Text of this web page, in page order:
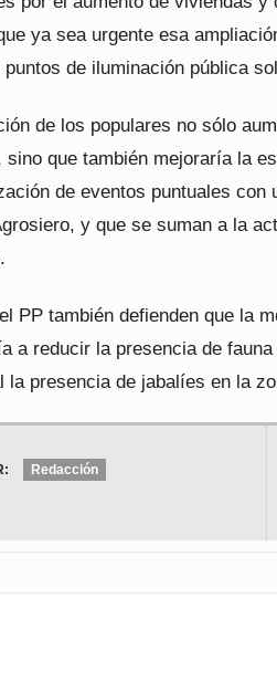
ya sea urgente esa
puntos de iluminación pública
de los populares no sólo
sino que también mejoraría la
de eventos puntuales
y que se suman a la
PP también defienden que la
a reducir la presencia de
la presencia de jabalíes en la
Redacción